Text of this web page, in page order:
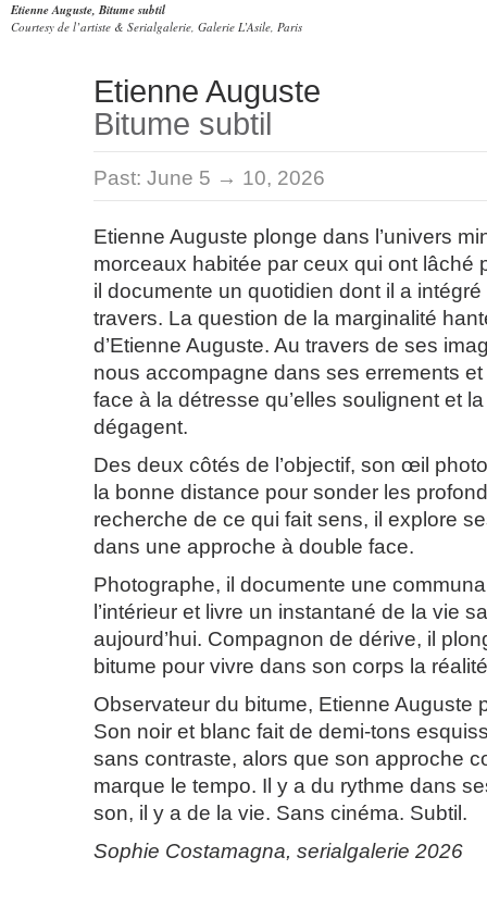
Etienne Auguste, Bitume subtil
Courtesy de l’artiste & Serialgalerie, Galerie L’Asile, Paris
Etienne Auguste
Bitume subtil
Past: June 5 → 10, 2026
Etienne Auguste plonge dans l’univers
morceaux habitée par ceux qui ont lâché
il documente un quotidien dont il a
travers. La question de la marginalité
d’Etienne Auguste. Au travers de ses
nous accompagne dans ses errements
face à la détresse qu’elles soulignent et la
dégagent.
Des deux côtés de l’objectif, son œil
la bonne distance pour sonder les
recherche de ce qui fait sens, il explore
dans une approche à double face.
Photographe, il documente une
l’intérieur et livre un instantané de la vie
aujourd’hui. Compagnon de dérive, il
bitume pour vivre dans son corps la
Observateur du bitume, Etienne Auguste
Son noir et blanc fait de demi-tons
sans contraste, alors que son approche
marque le tempo. Il y a du rythme dans
son, il y a de la vie. Sans cinéma. Subtil.
Sophie Costamagna, serialgalerie 2026